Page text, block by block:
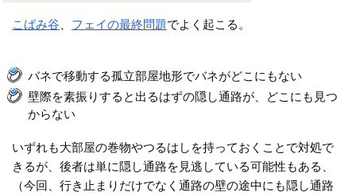
こばみ谷 フェイの最終問題でよく起こる。
バネで移動する孤立部屋地形でバネがどこにもない
壁際を素振りすると出るはずの隠し通路が、どこにも見つ
からない
いずれも大部屋の巻物やつるはしを持っておくことで対処で
きるが、後者は単に隠し通路を見逃している可能性もある、
（今回、行き止まりだけでなく通路の壁の途中にも隠し通路